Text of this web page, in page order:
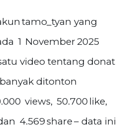
tamo_tyan yang
1 November 2025
video tentang donat
ditonton
views, 50.700 like,
4.569 share – data ini